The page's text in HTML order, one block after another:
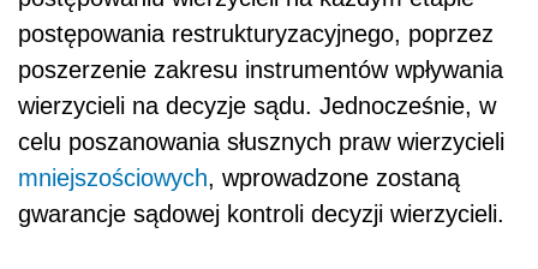
postępowania restrukturyzacyjnego, poprzez
poszerzenie zakresu instrumentów wpływania
wierzycieli na decyzje sądu. Jednocześnie, w
celu poszanowania słusznych praw wierzycieli
mniejszościowych, wprowadzone zostaną
gwarancje sądowej kontroli decyzji wierzycieli.